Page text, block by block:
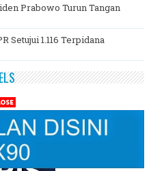
Prabowo Turun Tangan
Setujui 1.116 Terpidana